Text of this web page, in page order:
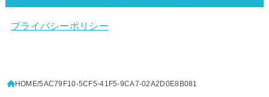
プライバシーポリシー
HOME 5AC79F10-5CF5-41F5-9CA7-02A2D0E8B081